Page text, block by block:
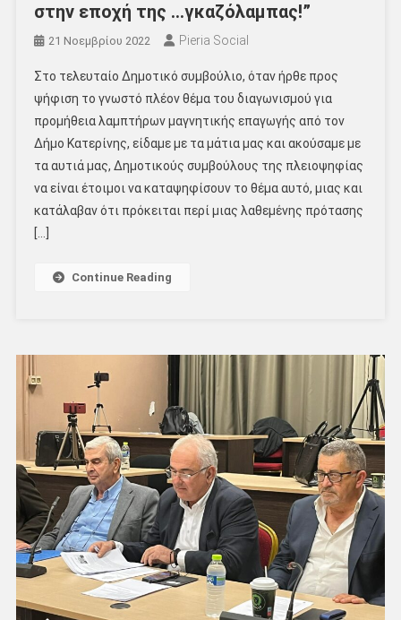
στην εποχή της …γκαζόλαμπας!”
21 Νοεμβρίου 2022 Pieria Social
Στο τελευταίο Δημοτικό συμβούλιο, όταν ήρθε προς
ψήφιση το γνωστό πλέον θέμα του διαγωνισμού για
προμήθεια λαμπτήρων μαγνητικής επαγωγής από τον
Δήμο Κατερίνης, είδαμε με τα μάτια μας και ακούσαμε με
τα αυτιά μας, Δημοτικούς συμβούλους της πλειοψηφίας
να είναι έτοιμοι να καταψηφίσουν το θέμα αυτό, μιας και
κατάλαβαν ότι πρόκειται περί μιας λαθεμένης πρότασης
[…]
Continue Reading